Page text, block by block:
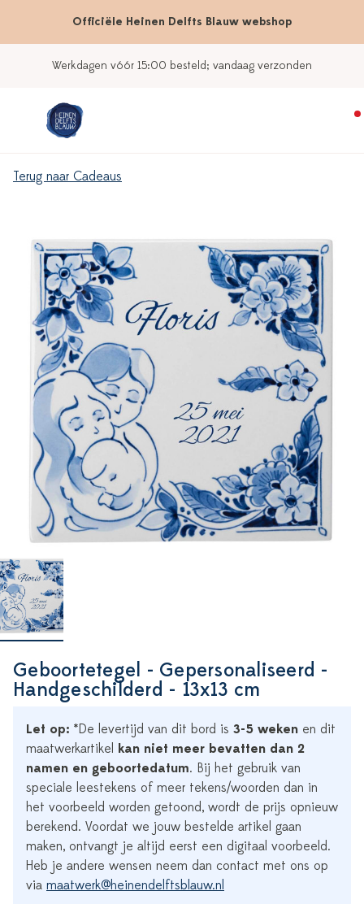
Officiële Heinen Delfts Blauw webshop
Werkdagen vóór 15:00 besteld; vandaag verzonden
Terug naar Cadeaus
Geboortetegel - Gepersonaliseerd -
Handgeschilderd - 13x13 cm
Let op: *De levertijd van dit bord is 3-5 weken en dit
maatwerkartikel kan niet meer bevatten dan 2
namen en geboortedatum. Bij het gebruik van
speciale leestekens of meer tekens/woorden dan in
het voorbeeld worden getoond, wordt de prijs opnieuw
berekend. Voordat we jouw bestelde artikel gaan
maken, ontvangt je altijd eerst een digitaal voorbeeld.
Heb je andere wensen neem dan contact met ons op
via maatwerk@heinendelftsblauw.nl